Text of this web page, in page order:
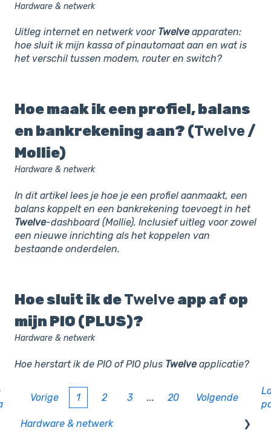
Hardware & netwerk
Uitleg internet en netwerk voor Twelve apparaten:
hoe sluit ik mijn kassa of pinautomaat aan en wat is
het verschil tussen modem, router en switch?
Hoe maak ik een profiel, balans
en bankrekening aan? (Twelve/
Mollie)
Hardware & netwerk
In dit artikel lees je hoe je een profiel aanmaakt, een
balans koppelt en een bankrekening toevoegt in het
Twelve-dashboard (Mollie). Inclusief uitleg voor zowel
een nieuwe inrichting als het koppelen van
bestaande onderdelen.
Hoe sluit ik deTwelveapp af op
mijn PIO (PLUS)?
Hardware & netwerk
Hoe herstart ik de PIO of PIO plus Twelve applicatie?
Vorige 1 2 3 ... 20 Volgende
Hardware & netwerk